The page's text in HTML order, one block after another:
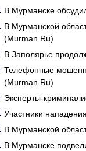
В Мурманске
В Мурманской
(Murman.Ru)
В Заполярье
Телефонные
(Murman.Ru)
Эксперты-
Участники
В Мурманской
В Мурманске